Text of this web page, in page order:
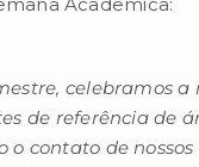
celebramos
de referência de
o contato de